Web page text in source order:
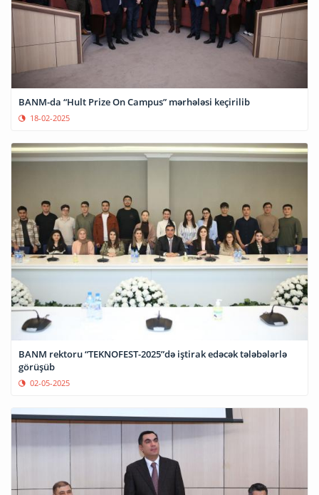
BANM-da “Hult Prize On Campus” mərhələsi keçirilib
18-02-2025
BANM rektoru “TEKNOFEST-2025”də iştirak edəcək tələbələrlə
görüşüb
02-05-2025